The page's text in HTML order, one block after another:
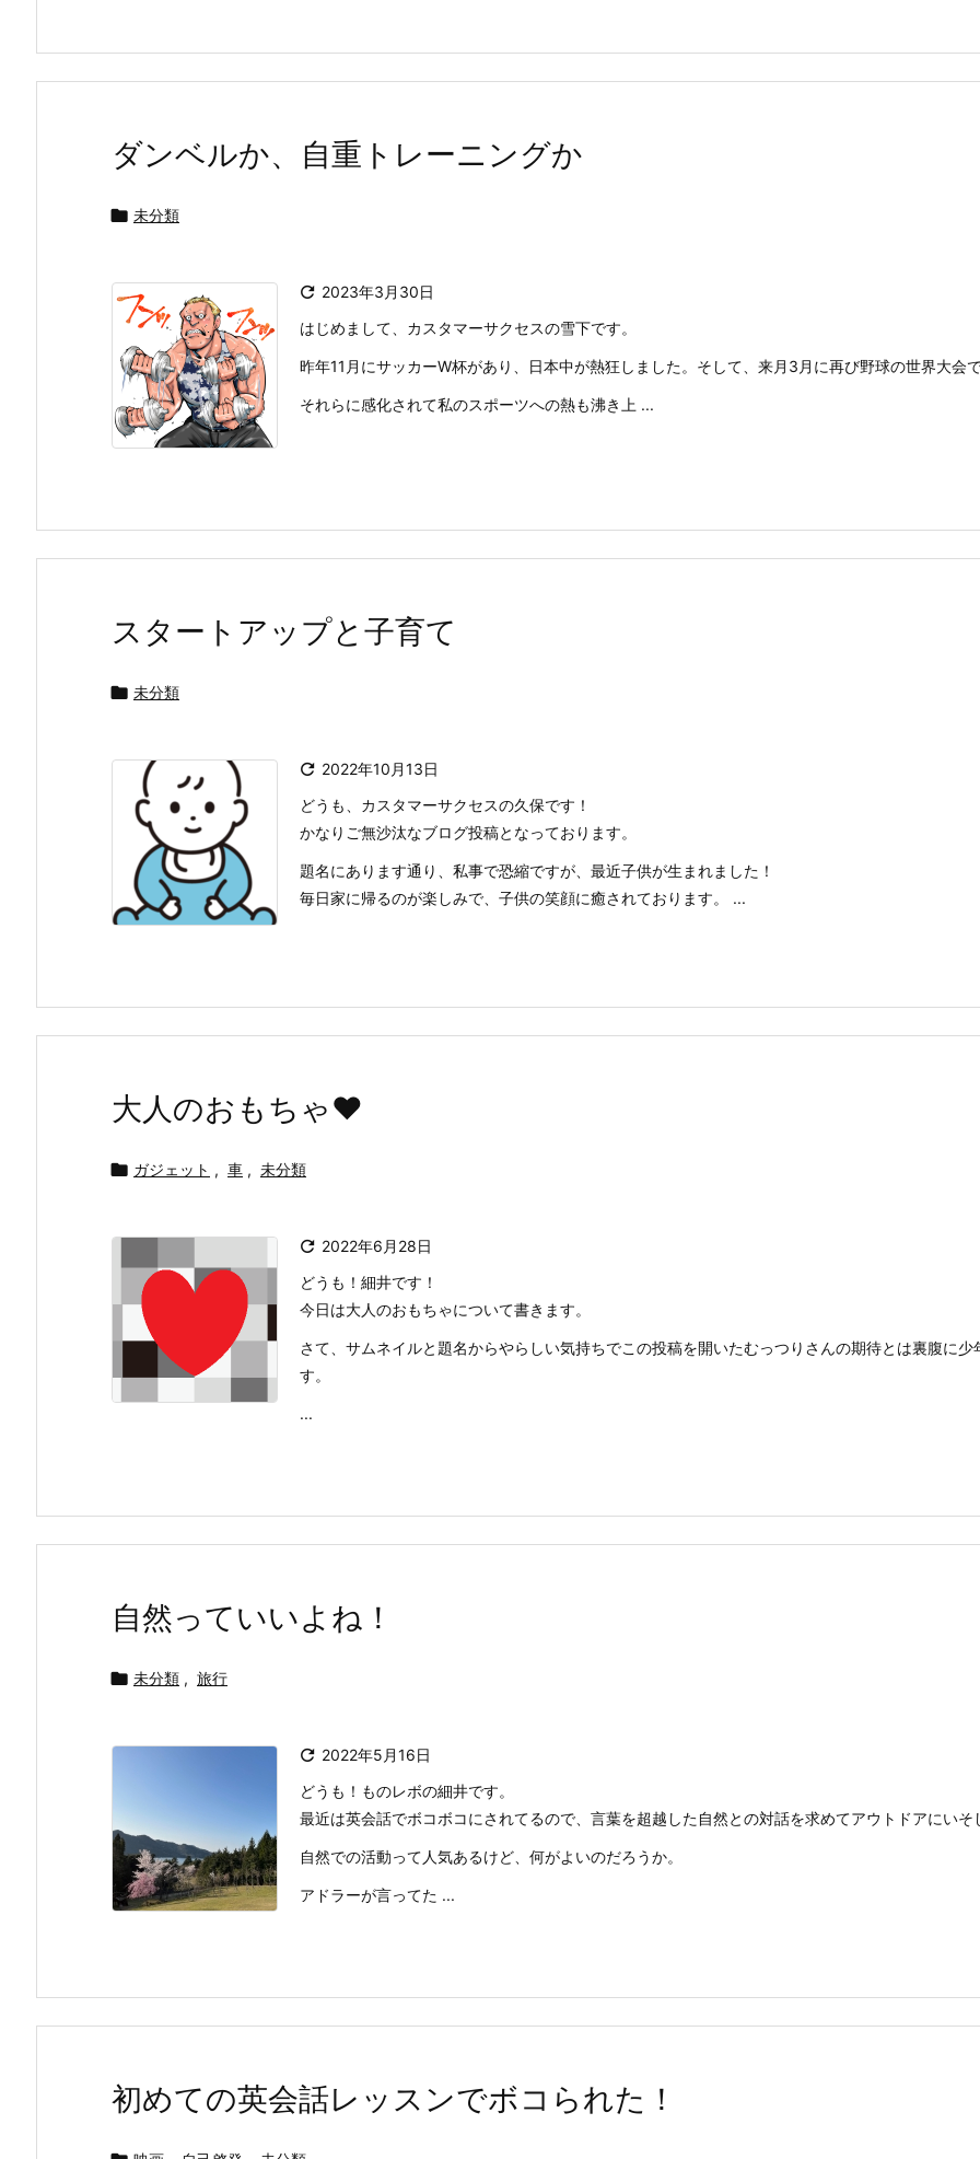
ダンベルか、自重トレーニングか
 未分類
 2023年3月30日
はじめまして、カスタマーサクセスの雪下です。
昨年11月にサッカーW杯があり、日本中が熱狂しました。そして、来月3月に再び野球の世界大会
それらに感化されて私のスポーツへの熱も沸き上 ...
スタートアップと子育て
 未分類
 2022年10月13日
どうも、カスタマーサクセスの久保です！
かなりご無沙汰なブログ投稿となっております。
題名にあります通り、私事で恐縮ですが、最近子供が生まれました！
毎日家に帰るのが楽しみで、子供の笑顔に癒されております。 ...
大人のおもちゃ♥
 ガジェット , 車 , 未分類
 2022年6月28日
どうも！細井です！
今日は大人のおもちゃについて書きます。
さて、サムネイルと題名からやらしい気持ちでこの投稿を開いたむっつりさんの期待とは裏腹に
す。
...
自然っていいよね！
 未分類 , 旅行
 2022年5月16日
どうも！ものレボの細井です。
最近は英会話でボコボコにされてるので、言葉を超越した自然との対話を求めてアウトドアにいそ
自然での活動って人気あるけど、何がよいのだろうか。
アドラーが言ってた ...
初めての英会話レッスンでボコられた！